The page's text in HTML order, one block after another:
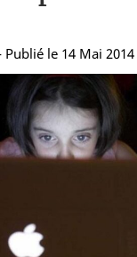
Publié le 14 Mai 2014